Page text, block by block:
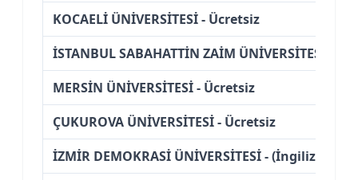
KOCAELİ ÜNİVERSİTESİ - Ücretsiz
İSTANBUL SABAHATTİN ZAİM ÜNİVERSİTESİ -
MERSİN ÜNİVERSİTESİ - Ücretsiz
ÇUKUROVA ÜNİVERSİTESİ - Ücretsiz
İZMİR DEMOKRASİ ÜNİVERSİTESİ - (İngilizce)